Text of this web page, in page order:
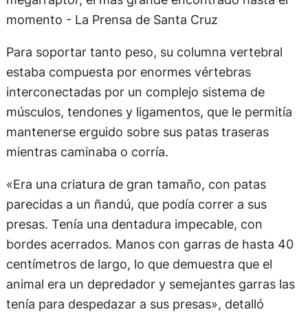
Para soportar tanto peso, su columna vertebral
estaba compuesta por enormes vértebras
interconectadas por un complejo sistema de
músculos, tendones y ligamentos, que le permitía
mantenerse erguido sobre sus patas traseras
mientras caminaba o corría.
«Era una criatura de gran tamaño, con patas
parecidas a un ñandú, que podía correr a sus
presas. Tenía una dentadura impecable, con
bordes acerrados. Manos con garras de hasta 40
centímetros de largo, lo que demuestra que el
animal era un depredador y semejantes garras las
tenía para despedazar a sus presas», detalló